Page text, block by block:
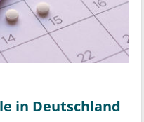
in Deutschland